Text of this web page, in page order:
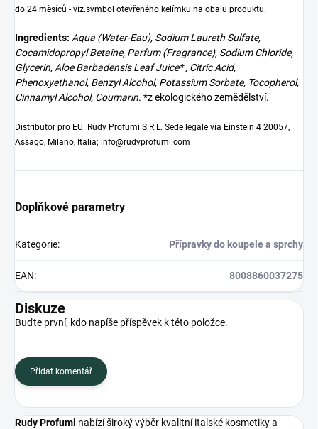
do 24 měsíců - viz.symbol otevřeného kelímku na obalu produktu.
Ingredients: Aqua (Water-Eau), Sodium Laureth Sulfate,
Cocamidopropyl Betaine, Parfum (Fragrance), Sodium Chloride,
Glycerin, Aloe Barbadensis Leaf Juice* , Citric Acid,
Phenoxyethanol, Benzyl Alcohol, Potassium Sorbate, Tocopherol,
Cinnamyl Alcohol, Coumarin. *z ekologického zemědělství.
Distributor pro EU: Rudy Profumi S.R.L. Sede legale via Einstein 4 20057,
Assago, Milano, Italia; info@rudyprofumi.com
Doplňkové parametry
Kategorie: Přípravky do koupele a sprchy
EAN: 8008860037275
Diskuze
Buďte první, kdo napíše příspěvek k této položce.
Přidat komentář
Rudy Profumi nabízí široký výběr kvalitní italské kosmetiky a